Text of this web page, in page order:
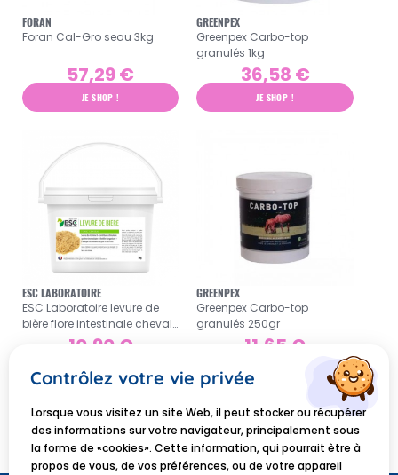
FORAN
Foran Cal-Gro seau 3kg
57,29 €
JE SHOP !
GREENPEX
Greenpex Carbo-top
granulés 1kg
36,58 €
JE SHOP !
ESC LABORATOIRE
ESC Laboratoire levure de
bière flore intestinale cheval
10,90 €
JE SHOP !
GREENPEX
Greenpex Carbo-top
granulés 250gr
11,65 €
12
Contrôlez votre vie privée
Lorsque vous visitez un site Web, il peut stocker ou récupérer
des informations sur votre navigateur, principalement sous
la forme de «cookies». Cette information, qui pourrait être à
propos de vous, de vos préférences, ou de votre appareil